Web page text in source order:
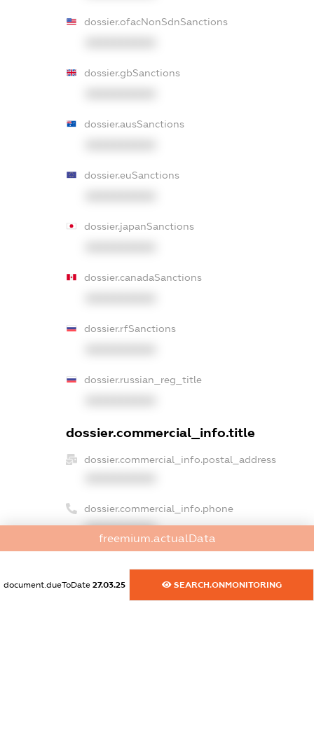
dossier.ofacNonSdnSanctions
dossier.gbSanctions
dossier.ausSanctions
dossier.euSanctions
dossier.japanSanctions
dossier.canadaSanctions
dossier.rfSanctions
dossier.russian_reg_title
dossier.commercial_info.title
dossier.commercial_info.postal_address
dossier.commercial_info.phone
XXXXXXXXXX
freemium.actualData
document.dueToDate 27.03.25 SEARCH.ONMONITORING